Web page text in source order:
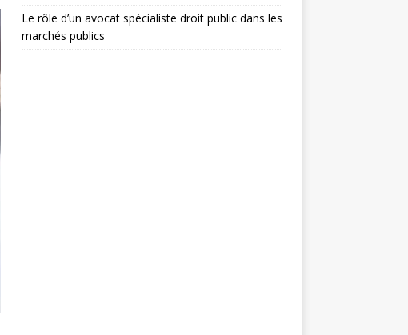
Le rôle d’un avocat spécialiste droit public dans les
marchés publics